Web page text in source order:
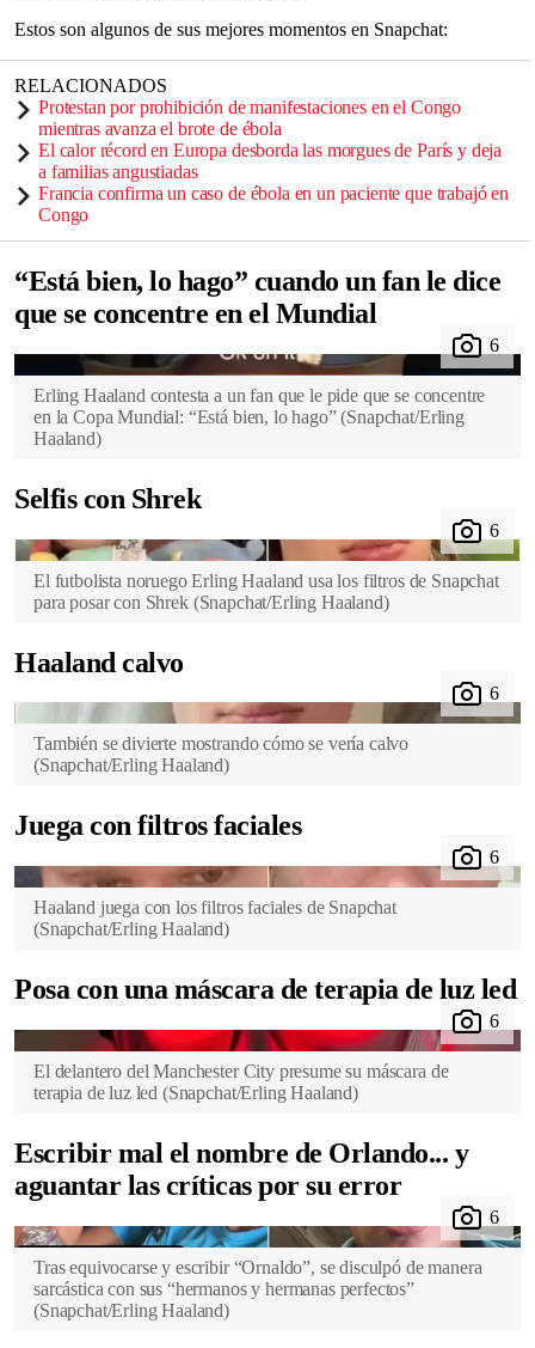
Estos son algunos de sus mejores momentos en Snapchat:
RELACIONADOS
Protestan por prohibición de manifestaciones en el Congo
mientras avanza el brote de ébola
El calor récord en Europa desborda las morgues de París y deja
a familias angustiadas
Francia confirma un caso de ébola en un paciente que trabajó en
Congo
“Está bien, lo hago” cuando un fan le dice
que se concentre en el Mundial
Erling Haaland contesta a un fan que le pide que se concentre
en la Copa Mundial: “Está bien, lo hago” (Snapchat/Erling
Haaland)
Selfis con Shrek
El futbolista noruego Erling Haaland usa los filtros de Snapchat
para posar con Shrek (Snapchat/Erling Haaland)
Haaland calvo
También se divierte mostrando cómo se vería calvo
(Snapchat/Erling Haaland)
Juega con filtros faciales
Haaland juega con los filtros faciales de Snapchat
(Snapchat/Erling Haaland)
Posa con una máscara de terapia de luz led
El delantero del Manchester City presume su máscara de
terapia de luz led (Snapchat/Erling Haaland)
Escribir mal el nombre de Orlando... y
aguantar las críticas por su error
Tras equivocarse y escribir “Ornaldo”, se disculpó de manera
sarcástica con sus “hermanos y hermanas perfectos”
(Snapchat/Erling Haaland)